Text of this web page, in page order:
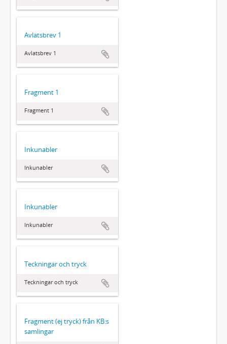
Avlatsbrev 1
Avlatsbrev 1
Fragment 1
Fragment 1
Inkunabler
Inkunabler
Inkunabler
Inkunabler
Teckningar och tryck
Teckningar och tryck
Fragment (ej tryck) från KB:s
samlingar